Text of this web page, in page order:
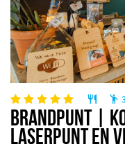
restaurant emoji_people 3
BRANDPUNT |
LASERPUNT EN